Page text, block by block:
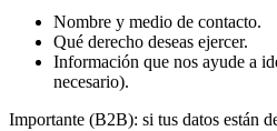
Nombre y medio de contacto.
Qué derecho deseas ejercer.
Información que nos ayude a
necesario).
Importante (B2B): si tus datos están